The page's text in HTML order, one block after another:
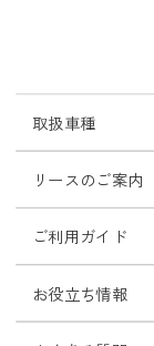
取扱車種
リースのご案内
ご利用ガイド
お役立ち情報